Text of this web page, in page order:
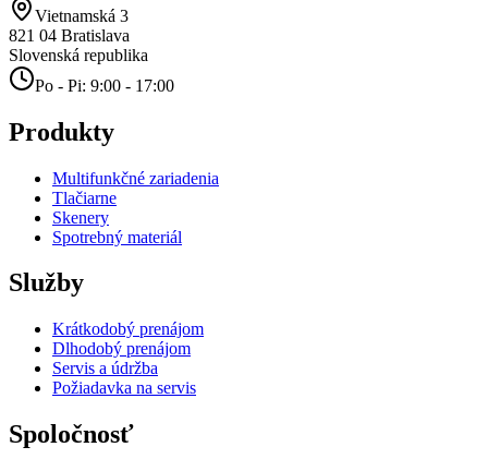
Vietnamská 3
821 04 Bratislava
Slovenská republika
Po - Pi: 9:00 - 17:00
Produkty
Multifunkčné zariadenia
Tlačiarne
Skenery
Spotrebný materiál
Služby
Krátkodobý prenájom
Dlhodobý prenájom
Servis a údržba
Požiadavka na servis
Spoločnosť